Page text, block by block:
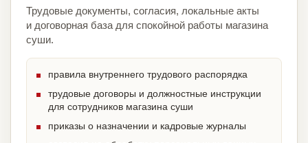
Трудовые документы, согласия, локальные акты
и договорная база для спокойной работы магазина
суши.
правила внутреннего трудового распорядка
трудовые договоры и должностные инструкции
для сотрудников магазина суши
приказы о назначении и кадровые журналы